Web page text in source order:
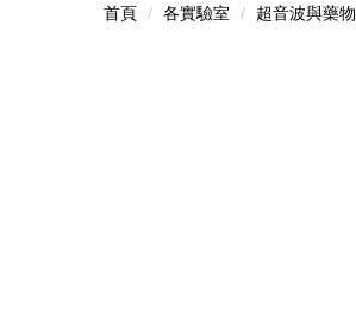
首頁
各實驗室 超音波與藥